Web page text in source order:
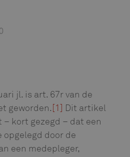
jl. is art. 67r van de
geworden.[1] Dit artikel
– kort gezegd – dat een
door de
een medepleger,